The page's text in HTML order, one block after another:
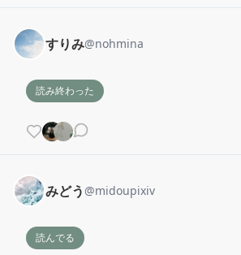
すりみ@nohmina
読み終わった
みどう @midoupixiv
読んでる